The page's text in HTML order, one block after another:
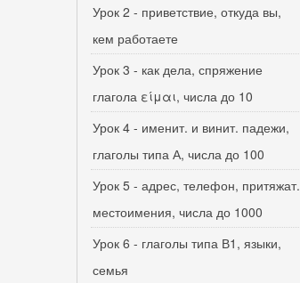
Урок 2 - приветствие, откуда вы,
кем работаете
Урок 3 - как дела, спряжение
глагола είμαι, числа до 10
Урок 4 - именит. и винит. падежи,
глаголы типа А, числа до 100
Урок 5 - адрес, телефон, притяжат.
местоимения, числа до 1000
Урок 6 - глаголы типа В1, языки,
семья